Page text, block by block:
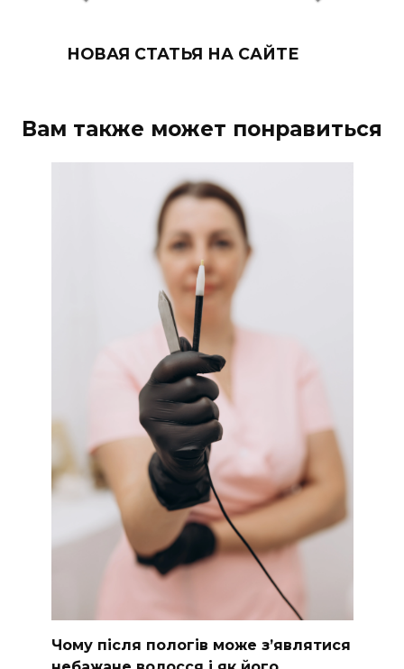
НОВАЯ СТАТЬЯ НА САЙТЕ
Вам также может понравиться
Чому після пологів може з’являтися